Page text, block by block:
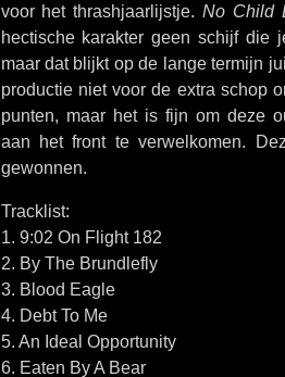
voor het thrashjaarlijstje.No Child
hectische karakter geen schijf die
maar dat blijkt op de lange termijn
productie niet voor de extra schop
punten, maar het is fijn om deze
aan het front te verwelkomen.
gewonnen.
Tracklist:
1. 9:02 On Flight 182
2. By The Brundlefly
3. Blood Eagle
4. Debt To Me
5. An Ideal Opportunity
6. Eaten By A Bear